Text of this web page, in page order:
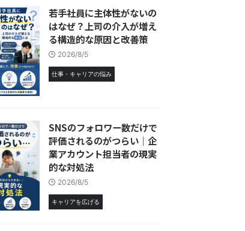
若手社員に主体性がないの
はなぜ？上司の介入が増え
る構造的な原因と改善策
2026/8/5
仕事・キャリアの悩み
SNSのフォロワー数だけで
評価されるのがつらい｜企
業アカウント担当者の現実
的な対処法
2026/8/5
キャリアを広げる